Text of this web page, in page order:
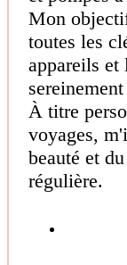
Mon
toutes les
appareils et
À titre
voyages,
beauté et
régulière.